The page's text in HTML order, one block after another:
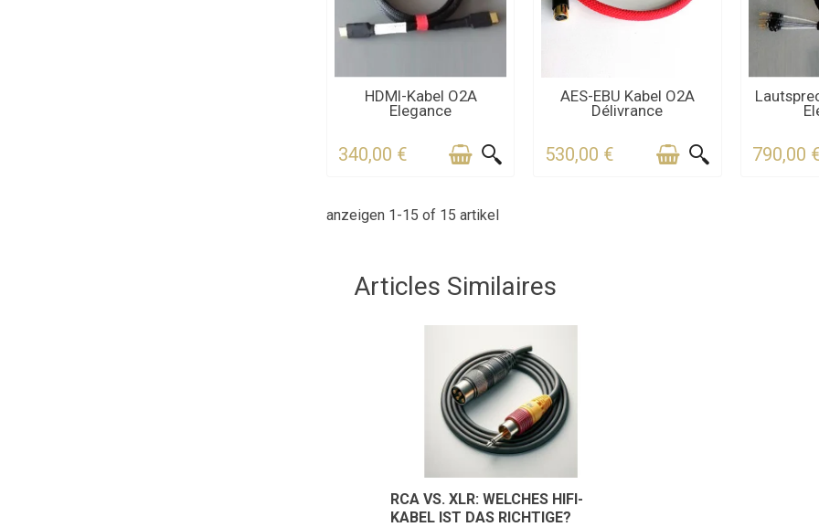
KONTAKTIEREN SIE UNS
FÜR DIE FRIST
HDMI-Kabel O2A
Elegance
340,00 €
KONTAKTIEREN SIE UNS
FÜR DIE FRIST
AES-EBU Kabel O2A
Délivrance
530,00 € 790,00
anzeigen 1-15 of 15 artikel
Articles Similaires
RCA VS. XLR: WELCHES HIFI-
KABEL IST DAS RICHTIGE?